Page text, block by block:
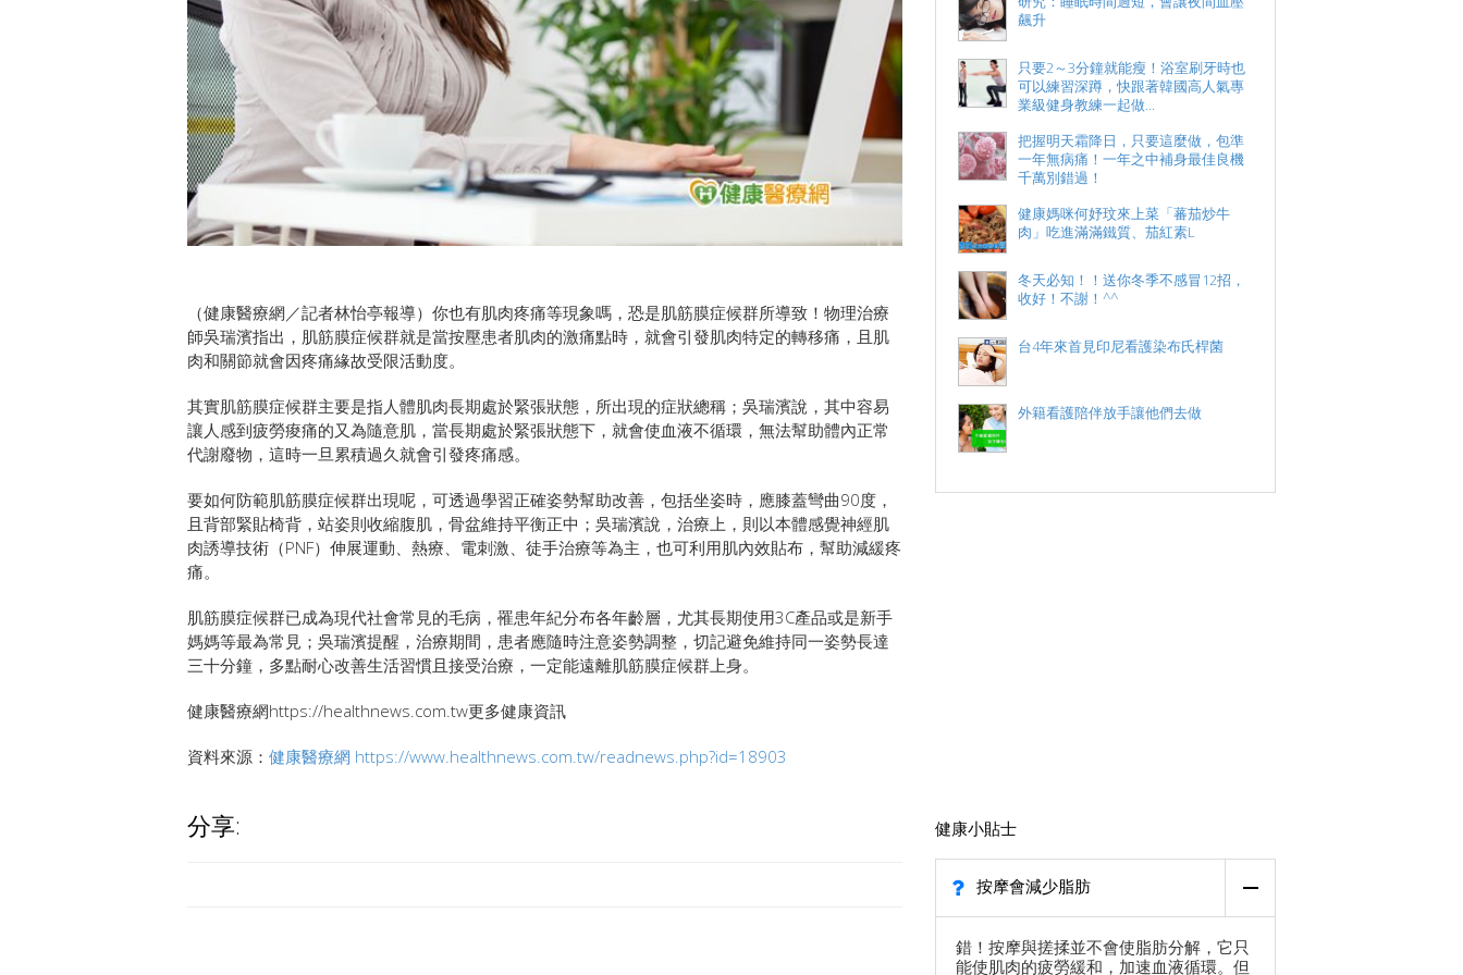
（健康醫療網／記者林怡亭報導）你也有肌肉疼痛等現象嗎，恐是肌筋膜症候群所導致！物理治療
師吳瑞濱指出，肌筋膜症候群就是當按壓患者肌肉的激痛點時，就會引發肌肉特定的轉移痛，且肌
肉和關節就會因疼痛緣故受限活動度。
其實肌筋膜症候群主要是指人體肌肉長期處於緊張狀態，所出現的症狀總稱；吳瑞濱說，其中容易
讓人感到疲勞痠痛的又為隨意肌，當長期處於緊張狀態下，就會使血液不循環，無法幫助體內正常
代謝廢物，這時一旦累積過久就會引發疼痛感。
要如何防範肌筋膜症候群出現呢，可透過學習正確姿勢幫助改善，包括坐姿時，應膝蓋彎曲90度，
且背部緊貼椅背，站姿則收縮腹肌，骨盆維持平衡正中；吳瑞濱說，治療上，則以本體感覺神經肌
肉誘導技術（PNF）伸展運動、熱療、電刺激、徒手治療等為主，也可利用肌內效貼布，幫助減緩疼
痛。
肌筋膜症候群已成為現代社會常見的毛病，罹患年紀分布各年齡層，尤其長期使用3C產品或是新手
媽媽等最為常見；吳瑞濱提醒，治療期間，患者應隨時注意姿勢調整，切記避免維持同一姿勢長達
三十分鐘，多點耐心改善生活習慣且接受治療，一定能遠離肌筋膜症候群上身。
健康醫療網https://healthnews.com.tw更多健康資訊
資料來源： 健康醫療網 https://www.healthnews.com.tw/readnews.php?id=18903
分享:
飆升
只要2～3分鐘就能瘦！浴室刷牙時也
可以練習深蹲，快跟著韓國高人氣專
業級健身教練一起做...
把握明天霜降日，只要這麼做，包準
一年無病痛！一年之中補身最佳良機
千萬別錯過！
健康媽咪何妤玟來上菜「蕃茄炒牛
肉」吃進滿滿鐵質、茄紅素L
冬天必知！！送你冬季不感冒12招，
收好！不謝！^^
台4年來首見印尼看護染布氏桿菌
外籍看護陪伴放手讓他們去做
健康小貼士
按摩會減少脂肪
錯！按摩與搓揉並不會使脂肪分解，它只
能使肌肉的疲勞緩和，加速血液循環。但